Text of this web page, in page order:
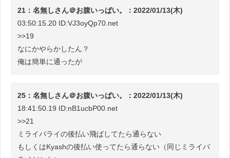
21：名無しさん＠お腹いっぱい。：2022/01/13(木)
03:50:15.20 ID:VJ3oyQp70.net
>>19
なにかやらかしたん？
俺は簡単に通ったが
25：名無しさん＠お腹いっぱい。：2022/01/13(木)
18:41:50.19 ID:nB1ucbP00.net
>>21
ミライバライの後払い飛ばしてたら通らない
もしくはKyashの後払い使ってたら通らない（同じミライバ